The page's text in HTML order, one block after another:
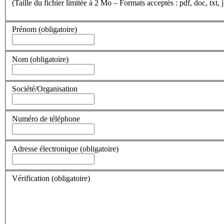
(Taille du fichier limitée à 2 Mo – Formats acceptés : pdf, doc, txt,
Prénom (obligatoire)
Nom (obligatoire)
Société/Organisation
Numéro de téléphone
Adresse électronique (obligatoire)
Vérification (obligatoire)